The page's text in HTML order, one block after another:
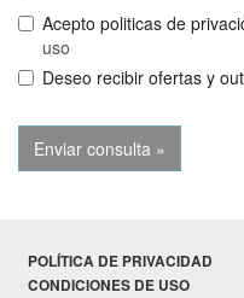
Acepto politicas de
uso
Deseo recibir ofertas y
POLÍTICA DE PRIVACIDAD
CONDICIONES DE USO